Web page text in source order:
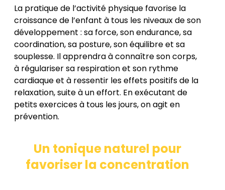
La pratique de l’activité physique favorise la
croissance de l’enfant à tous les niveaux de son
développement : sa force, son endurance, sa
coordination, sa posture, son équilibre et sa
souplesse. Il apprendra à connaître son corps,
à régulariser sa respiration et son rythme
cardiaque et à ressentir les effets positifs de la
relaxation, suite à un effort. En exécutant de
petits exercices à tous les jours, on agit en
prévention.
Un tonique naturel pour
favoriser la concentration